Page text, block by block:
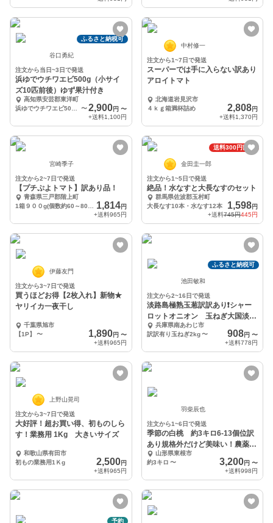
ふるさと納税可
谷口勇紀
注文から当日~3日で発送
浜ゆでウチワエビ500g（小サイ
ズ10匹前後）ゆず果汁付き
高知県安芸郡東洋町
〜 2,900円 〜
+送料1,100円
中村修一
注文から1~7日で発送
スーパーでは手に入らない訳あり
アロイトマト
北海道岩見沢市
４ｋｇ箱満杯詰め
2,808円
+送料1,370円
宮崎季子
注文から2~7日で発送
【プチぷよトマト】訳あり品！
青森県三戸郡階上町
1,814円
+送料965円
送料300円割引
金田圭一郎
注文から1~5日で発送
絶品！水なすと大長なすのセット
群馬県佐波郡玉村町
大長なす10本・水なす12本
1,598円
+送料745円445円
伊藤友門
注文から3~7日で発送
買うほどお得【2枚入れ】新物★
ヤリイカ一夜干し
千葉県旭市
【1P】
〜 1,890円 〜
+送料965円
ふるさと納税可
池田敏和
注文から2~16日で発送
淡路島極熟玉葱訳訳あり❗️シャー
ロットオニオン 玉ねぎ大国淡路
島からの玉ねぎ‼️
兵庫県南あわじ市
訳訳有り玉ねぎ2kg 〜 908円 〜
+送料778円
上野山晃司
注文から3~7日で発送
大好評！超お買い得、初ものしら
す！業務用 1Kg 大きいサイズ
和歌山県有田市
初もの業務用1Ｋg
2,500円
+送料965円
羽柴辰也
注文から1~6日で発送
季節の白桃 約3キロ6-13個位訳
あり規格外だけど美味い！農薬半
減栽培で安心安全
山形県東根市
約3キロ 〜 3,200円 〜
+送料998円
予約